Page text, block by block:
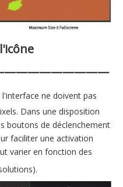
ne doivent pas
Dans une disposition
boutons de déclenchement
faciliter une activation
varier en fonction des